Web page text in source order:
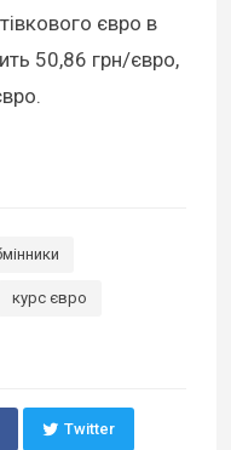
євро в
50,86 грн/євро,
курс євро
Twitter